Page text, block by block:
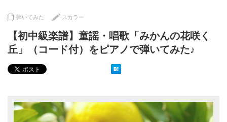
弾いてみた スカラー
【初中級楽譜】童謡・唱歌「みかんの花咲く
丘」（コード付）をピアノで弾いてみた♪